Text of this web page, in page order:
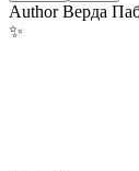
Author Верда
✨